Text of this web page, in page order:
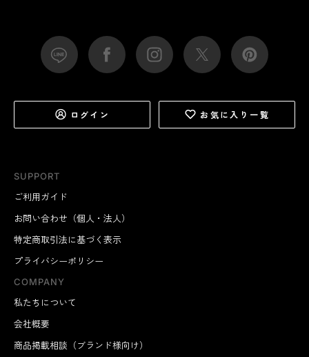
SUPPORT
ご利用ガイド
お問い合わせ（個人・法人）
特定商取引法に基づく表示
プライバシーポリシー
COMPANY
私たちについて
会社概要
商品掲載相談（ブランド様向け）
ログイン お気に入り一覧